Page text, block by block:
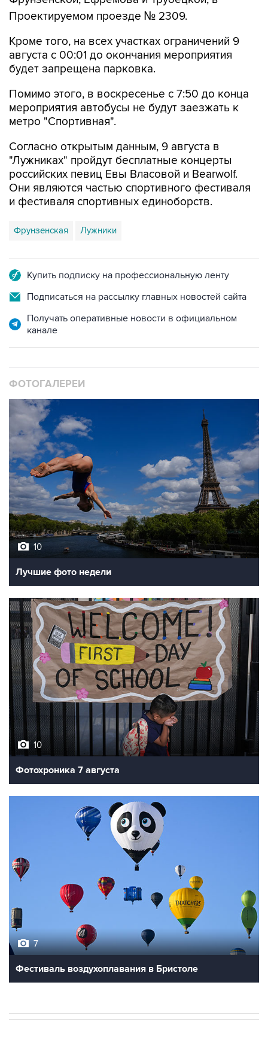
Проектируемом проезде № 2309.
Кроме того, на всех участках ограничений 9
августа с 00:01 до окончания мероприятия
будет запрещена парковка.
Помимо этого, в воскресенье с 7:50 до конца
мероприятия автобусы не будут заезжать к
метро "Спортивная".
Согласно открытым данным, 9 августа в
"Лужниках" пройдут бесплатные концерты
российских певиц Евы Власовой и Bearwolf.
Они являются частью спортивного фестиваля
и фестиваля спортивных единоборств.
Фрунзенская Лужники
Купить подписку на профессиональную ленту
Подписаться на рассылку главных новостей сайта
Получать оперативные новости в официальном
канале
ФОТОГАЛЕРЕИ
10
Лучшие фото недели
10
Фотохроника 7 августа
7
Фестиваль воздухоплавания в Бристоле